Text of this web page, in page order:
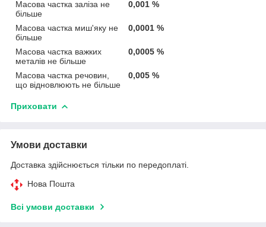
Масова частка заліза не
більше
0,001 %
Масова частка миш'яку не
більше
0,0001 %
Масова частка важких
металів не більше
0,0005 %
Масова частка речовин,
що відновлюють не більше
0,005 %
Приховати
Умови доставки
Доставка здійснюється тільки по передоплаті.
Нова Пошта
Всі умови доставки